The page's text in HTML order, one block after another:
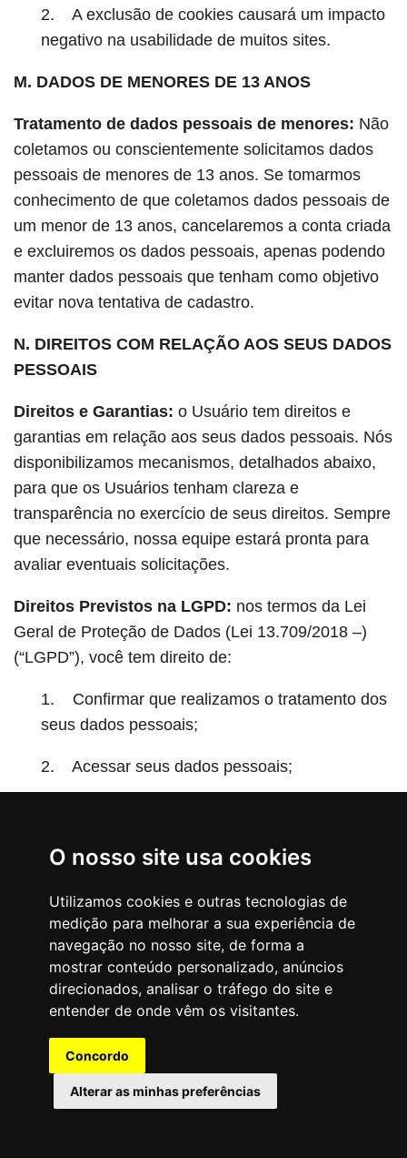
O nosso site usa cookies
Utilizamos cookies e outras tecnologias de
medição para melhorar a sua experiência de
navegação no nosso site, de forma a
mostrar conteúdo personalizado, anúncios
direcionados, analisar o tráfego do site e
entender de onde vêm os visitantes.
Concordo
Alterar as minhas preferências
2. A exclusão de cookies causará um impacto
negativo na usabilidade de muitos sites.
M. DADOS DE MENORES DE 13 ANOS
Tratamento de dados pessoais de menores: Não
coletamos ou conscientemente solicitamos dados
pessoais de menores de 13 anos. Se tomarmos
conhecimento de que coletamos dados pessoais de
um menor de 13 anos, cancelaremos a conta criada
e excluiremos os dados pessoais, apenas podendo
manter dados pessoais que tenham como objetivo
evitar nova tentativa de cadastro.
N. DIREITOS COM RELAÇÃO AOS SEUS DADOS
PESSOAIS
Direitos e Garantias: o Usuário tem direitos e
garantias em relação aos seus dados pessoais. Nós
disponibilizamos mecanismos, detalhados abaixo,
para que os Usuários tenham clareza e
transparência no exercício de seus direitos. Sempre
que necessário, nossa equipe estará pronta para
avaliar eventuais solicitações.
Direitos Previstos na LGPD: nos termos da Lei
Geral de Proteção de Dados (Lei 13.709/2018 –)
(“LGPD”), você tem direito de:
1. Confirmar que realizamos o tratamento dos
seus dados pessoais;
2. Acessar seus dados pessoais;
desatualizados;
4. Requerer a anonimização, o bloqueio ou a
eliminação de dados pessoais desnecessários,
excessivos ou tratados em desconformidade
com o disposto na LGPD;
5. Requerer a portabilidade dos seus dados
pessoais a outro fornecedor de serviço ou
produto, observados os nossos segredos
comerciais e industriais, após a regulamentação